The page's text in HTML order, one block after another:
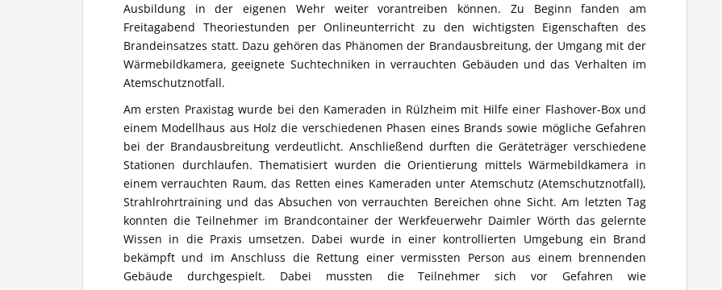
Ausbildung in der eigenen Wehr weiter vorantreiben können. Zu Beginn fanden am
Freitagabend Theoriestunden per Onlineunterricht zu den wichtigsten Eigenschaften des
Brandeinsatzes statt. Dazu gehören das Phänomen der Brandausbreitung, der Umgang mit der
Wärmebildkamera, geeignete Suchtechniken in verrauchten Gebäuden und das Verhalten im
Atemschutznotfall.
Am ersten Praxistag wurde bei den Kameraden in Rülzheim mit Hilfe einer Flashover-Box und
einem Modellhaus aus Holz die verschiedenen Phasen eines Brands sowie mögliche Gefahren
bei der Brandausbreitung verdeutlicht. Anschließend durften die Geräteträger verschiedene
Stationen durchlaufen. Thematisiert wurden die Orientierung mittels Wärmebildkamera in
einem verrauchten Raum, das Retten eines Kameraden unter Atemschutz (Atemschutznotfall),
Strahlrohrtraining und das Absuchen von verrauchten Bereichen ohne Sicht. Am letzten Tag
konnten die Teilnehmer im Brandcontainer der Werkfeuerwehr Daimler Wörth das gelernte
Wissen in die Praxis umsetzen. Dabei wurde in einer kontrollierten Umgebung ein Brand
bekämpft und im Anschluss die Rettung einer vermissten Person aus einem brennenden
Gebäude durchgespielt. Dabei mussten die Teilnehmer sich vor Gefahren wie